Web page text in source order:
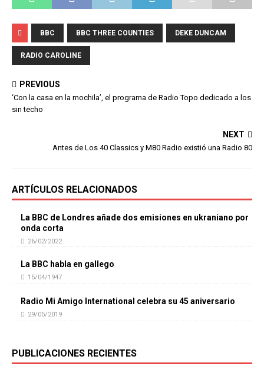
BBC BBC THREE COUNTIES DEKE DUNCAM
RADIO CAROLINE
PREVIOUS
‘Con la casa en la mochila’, el programa de Radio Topo dedicado a los
sin techo
NEXT
Antes de Los 40 Classics y M80 Radio existió una Radio 80
ARTÍCULOS RELACIONADOS
La BBC de Londres añade dos emisiones en ukraniano por
onda corta
26/02/2022
La BBC habla en gallego
15/04/1947
Radio Mi Amigo International celebra su 45 aniversario
29/05/2019
PUBLICACIONES RECIENTES